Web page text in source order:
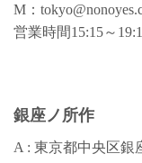
M：
営業時間15:15～
銀座ノ所作
A : 東京都中央区